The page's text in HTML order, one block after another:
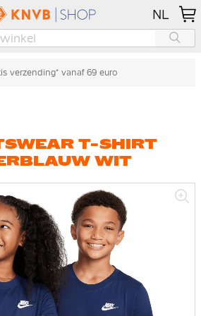
NL
verzending* vanaf 69 euro
T-SHIRT
WIT